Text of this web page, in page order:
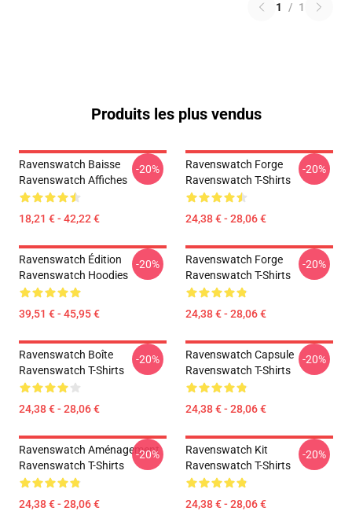
1 / 1
Produits les plus vendus
Ravenswatch Baisse
Ravenswatch Affiches
18,21 € - 42,22 €
-20%
Ravenswatch Forge
Ravenswatch T-Shirts
24,38 € - 28,06 €
-20%
Ravenswatch Édition
Ravenswatch Hoodies
39,51 € - 45,95 €
-20%
Ravenswatch Forge
Ravenswatch T-Shirts
24,38 € - 28,06 €
-20%
Ravenswatch Boîte
Ravenswatch T-Shirts
24,38 € - 28,06 €
-20%
Ravenswatch Capsule
Ravenswatch T-Shirts
24,38 € - 28,06 €
-20%
Ravenswatch Aménagement
Ravenswatch T-Shirts
24,38 € - 28,06 €
-20%
Ravenswatch Kit
Ravenswatch T-Shirts
24,38 € - 28,06 €
-20%